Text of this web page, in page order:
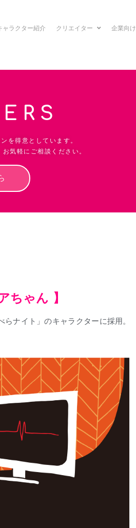
ャラクター紹介 クリエイター 企業向け
を得意としています。
気軽にご相談ください。
ちゃん 】
ナイト」のキャラクターに採用。